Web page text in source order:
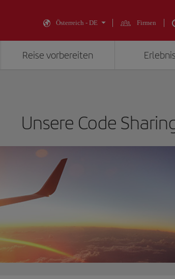
Österreich - DE Firmen
Reise vorbereiten
Unsere Code